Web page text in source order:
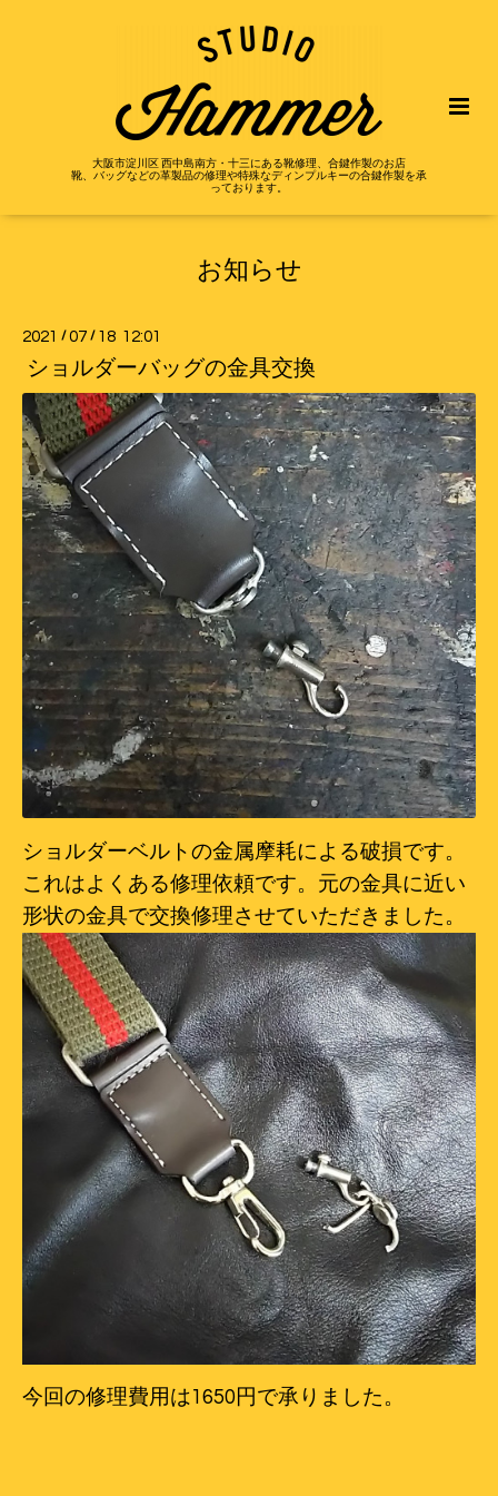
大阪市淀川区 西中島南方・十三にある靴修理、合鍵作製のお店
靴、バッグなどの革製品の修理や特殊なディンプルキーの合鍵作製を承
っております。
お知らせ
2021 /07 / 18 12:01
ショルダーバッグの金具交換
ショルダーベルトの金属摩耗による破損です。
これはよくある修理依頼です。元の金具に近い
形状の金具で交換修理させていただきました。
今回の修理費用は1650円で承りました。